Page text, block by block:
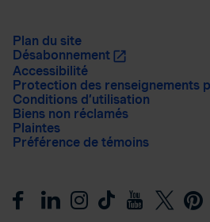
Plan du site
Désabonnement
Accessibilité
Protection des renseignements
Conditions d’utilisation
Biens non réclamés
Plaintes
Préférence de témoins